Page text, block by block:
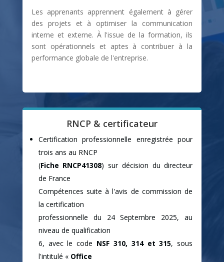
Les apprenants apprennent également à gérer
des projets et à optimiser la communication
interne et externe. À l'issue de la formation, ils
sont opérationnels et aptes à contribuer à la
performance globale de l'entreprise.
RNCP & certificateur
Certification professionnelle enregistrée pour
trois ans au RNCP
(Fiche RNCP41308) sur décision du directeur
de France
Compétences suite à l'avis de commission de
la certification
professionnelle du 24 Septembre 2025, au
niveau de qualification
6, avec le code NSF 310, 314 et 315, sous
l'intitulé « Office